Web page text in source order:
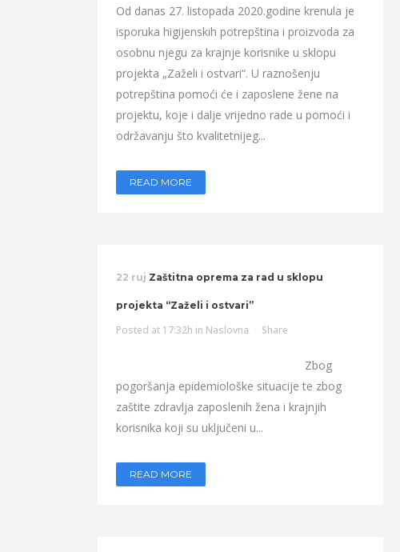
Od danas 27. listopada 2020.godine krenula je
isporuka higijenskih potrepština i proizvoda za
osobnu njegu za krajnje korisnike u sklopu
projekta „Zaželi i ostvari“. U raznošenju
potrepština pomoći će i zaposlene žene na
projektu, koje i dalje vrijedno rade u pomoći i
održavanju što kvalitetnijeg...
READ MORE
22 ruj Zaštitna oprema za rad u sklopu
projekta “Zaželi i ostvari”
Posted at 17:32h in Naslovna Share
Zbog
pogoršanja epidemiološke situacije te zbog
zaštite zdravlja zaposlenih žena i krajnjih
korisnika koji su uključeni u...
READ MORE